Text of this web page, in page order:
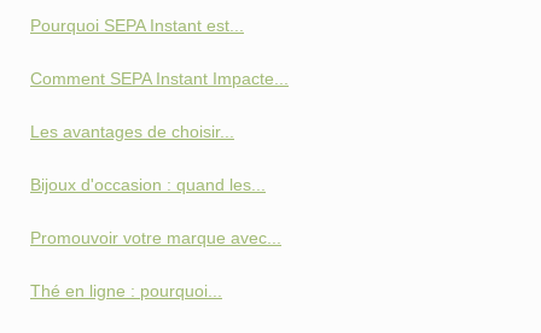
Pourquoi SEPA Instant est...
Comment SEPA Instant Impacte...
Les avantages de choisir...
Bijoux d'occasion : quand les...
Promouvoir votre marque avec...
Thé en ligne : pourquoi...